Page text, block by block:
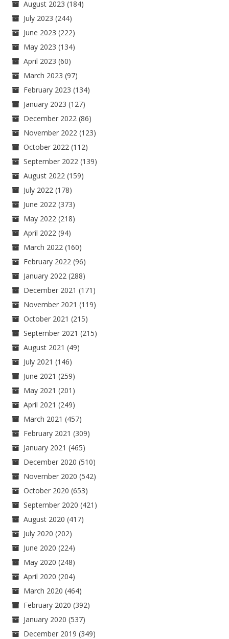
August 2023 (184)
July 2023 (244)
June 2023 (222)
May 2023 (134)
April 2023 (60)
March 2023 (97)
February 2023 (134)
January 2023 (127)
December 2022 (86)
November 2022 (123)
October 2022 (112)
September 2022 (139)
August 2022 (159)
July 2022 (178)
June 2022 (373)
May 2022 (218)
April 2022 (94)
March 2022 (160)
February 2022 (96)
January 2022 (288)
December 2021 (171)
November 2021 (119)
October 2021 (215)
September 2021 (215)
August 2021 (49)
July 2021 (146)
June 2021 (259)
May 2021 (201)
April 2021 (249)
March 2021 (457)
February 2021 (309)
January 2021 (465)
December 2020 (510)
November 2020 (542)
October 2020 (653)
September 2020 (421)
August 2020 (417)
July 2020 (202)
June 2020 (224)
May 2020 (248)
April 2020 (204)
March 2020 (464)
February 2020 (392)
January 2020 (537)
December 2019 (349)